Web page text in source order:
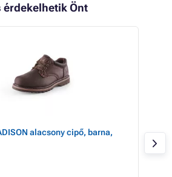
érdekelhetik Önt
alacsony cipő, barna,